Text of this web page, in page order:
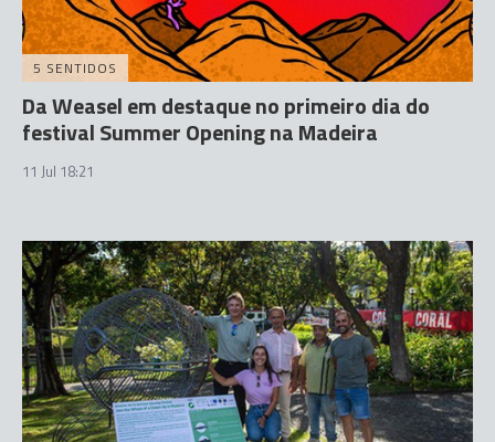
5 SENTIDOS
Da Weasel em destaque no primeiro dia do
festival Summer Opening na Madeira
11 Jul 18:21